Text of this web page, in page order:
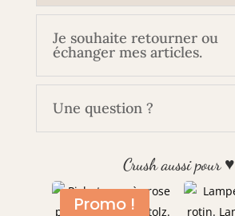
Je souhaite retourner ou
échanger mes articles.
Une question ?
Crush aussi pour ♥
Promo !